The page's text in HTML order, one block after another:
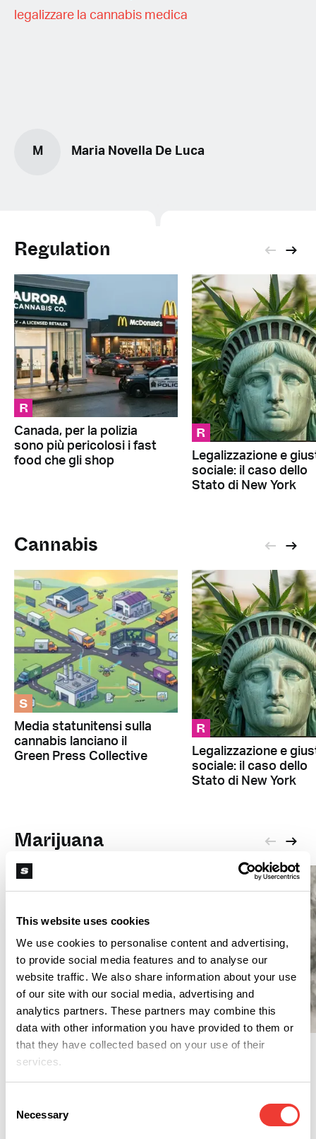
This website uses cookies
We use cookies to personalise content and advertising,
to provide social media features and to analyse our
website traffic. We also share information about your use
of our site with our social media, advertising and
analytics partners. These partners may combine this
data with other information you have provided to them or
that they have collected based on your use of their
services.
Selection
Necessary
legalizzare la cannabis medica
M Maria Novella De Luca
Regulation
R
Canada, per la polizia
sono più pericolosi i fast
food che gli shop
R
Legalizzazione e
sociale: il caso dello
Stato di New York
Cannabis
S
Media statunitensi sulla
cannabis lanciano il
Green Press Collective
R
Legalizzazione e
sociale: il caso dello
Stato di New York
Marijuana
R
Quando la religione
proibizionismo
R
Torna Scary Movie e